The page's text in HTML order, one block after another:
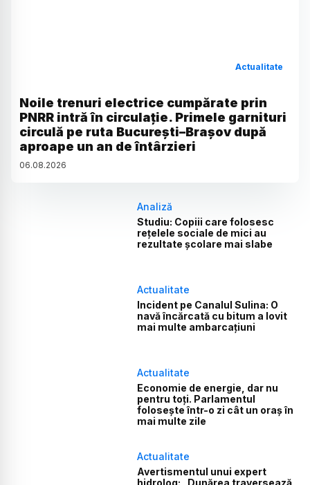
Actualitate
Noile trenuri electrice cumpărate prin
PNRR intră în circulație. Primele garnituri
circulă pe ruta București–Brașov după
aproape un an de întârzieri
06.08.2026
Analiză
Studiu: Copiii care folosesc
rețelele sociale de mici au
rezultate școlare mai slabe
Actualitate
Incident pe Canalul Sulina: O
navă încărcată cu bitum a lovit
mai multe ambarcațiuni
Actualitate
Economie de energie, dar nu
pentru toți. Parlamentul
folosește într-o zi cât un oraș în
mai multe zile
Actualitate
Avertismentul unui expert
hidrolog: „Dunărea traversează